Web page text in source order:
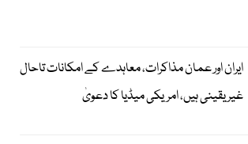
ایران اور عمان مذاکرات، معاہدے کے امکانات تاحال
غیر یقینی ہیں، امریکی میڈیا کا دعویٰ